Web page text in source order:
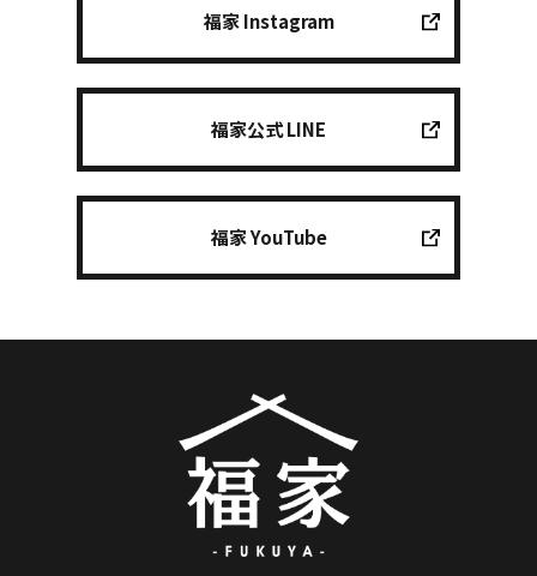
福家 Instagram
福家公式 LINE
福家 YouTube